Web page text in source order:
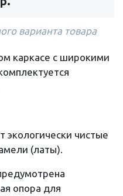
варианта товара
каркасе с широкими
экологически чистые
(латы).
опора для